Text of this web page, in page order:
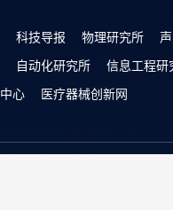
科技导报 物理研究所
自动化研究所 信息工程研
心
医疗器械创新网